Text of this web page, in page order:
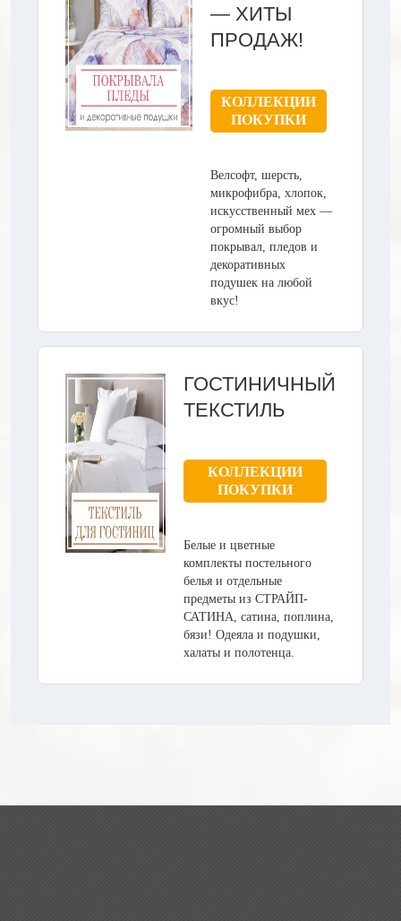
— ХИТЫ
ПРОДАЖ!
КОЛЛЕКЦИИ
ПОКУПКИ
Велсофт, шерсть,
микрофибра, хлопок,
искусственный мех —
огромный выбор
покрывал, пледов и
декоративных
подушек на любой
вкус!
ГОСТИНИЧНЫЙ
ТЕКСТИЛЬ
КОЛЛЕКЦИИ
ПОКУПКИ
Белые и цветные
комплекты постельного
белья и отдельные
предметы из СТРАЙП-
САТИНА, сатина, поплина,
бязи! Одеяла и подушки,
халаты и полотенца.